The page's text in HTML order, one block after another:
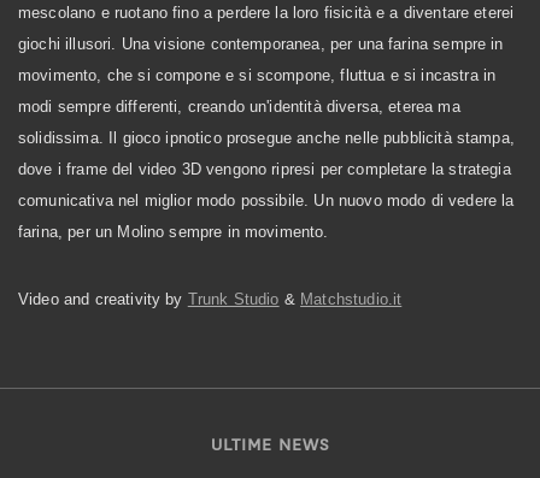
mescolano e ruotano fino a perdere la loro fisicità e a diventare eterei
giochi illusori. Una visione contemporanea, per una farina sempre in
movimento, che si compone e si scompone, fluttua e si incastra in
modi sempre differenti, creando un'identità diversa, eterea ma
solidissima. Il gioco ipnotico prosegue anche nelle pubblicità stampa,
dove i frame del video 3D vengono ripresi per completare la strategia
comunicativa nel miglior modo possibile. Un nuovo modo di vedere la
farina, per un Molino sempre in movimento.
Video and creativity by Trunk Studio & Matchstudio.it
ULTIME NEWS